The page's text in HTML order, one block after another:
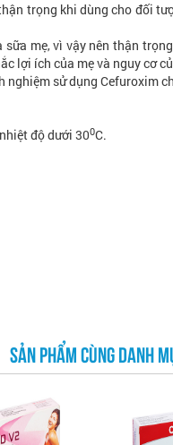
trọng khi dùng cho đối
mẹ, vì vậy nên thận
lợi ích của mẹ và nguy cơ
nghiệm sử dụng Cefuroxim
độ dưới 300C.
SẢN PHẨM CÙNG DANH